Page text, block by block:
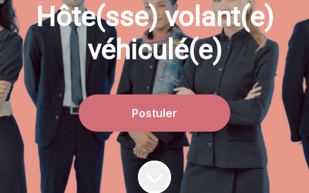
Hôte(sse) volant(e)
véhiculé(e)
Postuler